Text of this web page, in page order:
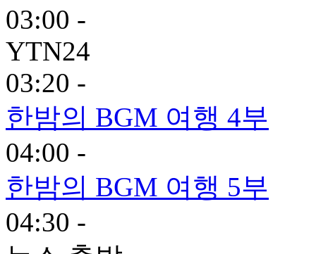
03:00 -
YTN24
03:20 -
한밤의 BGM 여행 4부
04:00 -
한밤의 BGM 여행 5부
04:30 -